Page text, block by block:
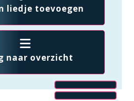
liedje toevoegen
naar overzicht